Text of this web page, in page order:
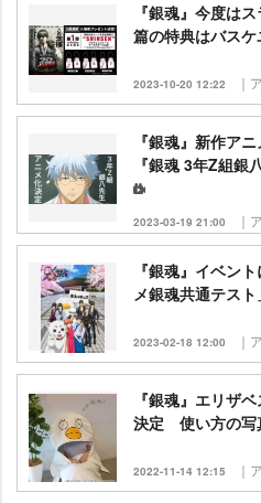
『銀魂』今度は
篇の特典はバス
2023-10-20 12:22 ｜
『銀魂』新作ア
『銀魂 3年Z組銀
2023-03-19 21:00 ｜
『銀魂』イベン
メ銀魂共通テス
2023-02-18 12:00 ｜
『銀魂』エリザ
決定 使い方の写
2022-11-14 12:15 ｜